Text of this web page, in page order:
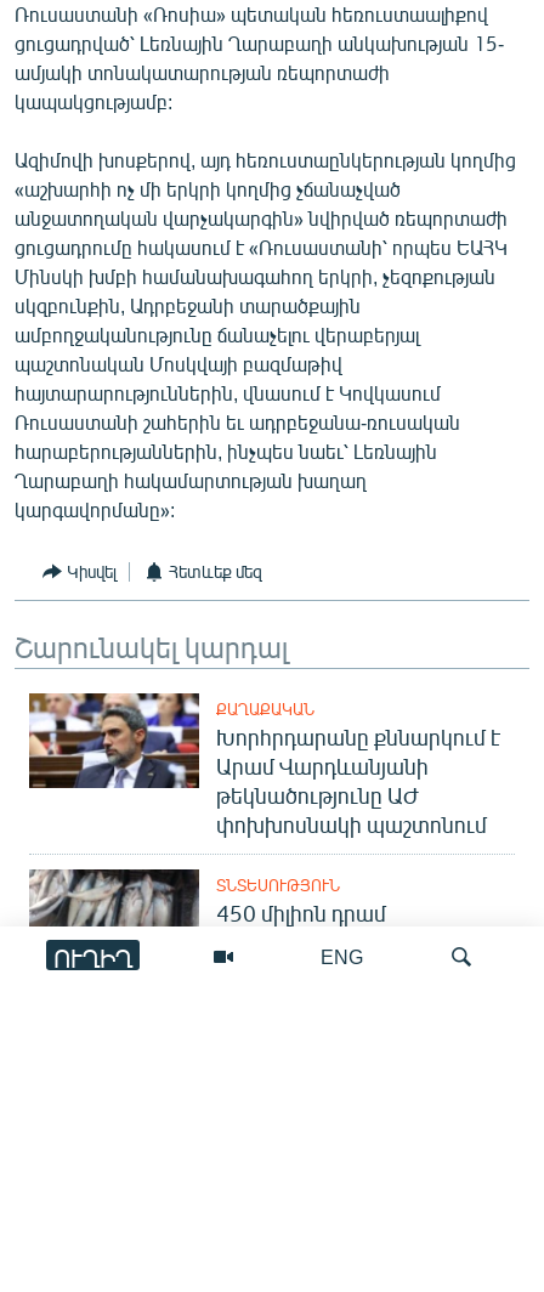
ԲԱՆԱՎԵՃ
ՁԳՏԵԼՈՎ ԼԱՎԱԳՈՒՅՆԻՆ
ՓՈԴՔԱՍԹ
Հայերեն
English
Русский
ՀԵՏԵՎԵՔ ՄԵԶ
«Ազատության» բոլոր կայքերը
ENG
ՈՒՂԻՂ
Ռուսաստանի «Ռոսիա» պետական հեռուստաալիքով
ցուցադրված՝ Լեռնային Ղարաբաղի անկախության 15-
ամյակի տոնակատարության ռեպորտաժի
կապակցությամբ:
Ազիմովի խոսքերով, այդ հեռուստաընկերության կողմից
«աշխարհի ոչ մի երկրի կողմից չճանաչված
անջատողական վարչակարգին» նվիրված ռեպորտաժի
ցուցադրումը հակասում է «Ռուսաստանի՝ որպես ԵԱՀԿ
Մինսկի խմբի համանախագահող երկրի, չեզոքության
սկզբունքին, Ադրբեջանի տարածքային
ամբողջականությունը ճանաչելու վերաբերյալ
պաշտոնական Մոսկվայի բազմաթիվ
հայտարարություններին, վնասում է Կովկասում
Ռուսաստանի շահերին եւ ադրբեջանա-ռուսական
հարաբերությաններին, ինչպես նաեւ՝ Լեռնային
Ղարաբաղի հակամարտության խաղաղ
կարգավորմանը»:
Կիսվել Հետևեք մեզ
Շարունակել կարդալ
ՔԱՂԱՔԱԿԱՆ
Խորհրդարանը քննարկում է
Արամ Վարդևանյանի
թեկնածությունը ԱԺ
փոխխոսնակի պաշտոնում
ՏՆՏԵՍՈՒԹՅՈՒՆ
450 միլիոն դրամ
ձկնաբույծներին. կլուծի՞